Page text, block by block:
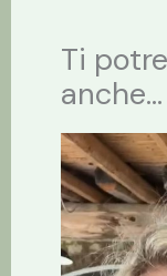
Ti
anche...